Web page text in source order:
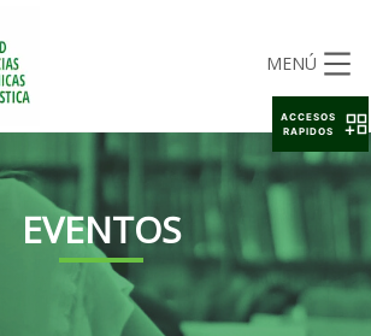
MENÚ
EVENTOS
ACCESOS
RAPIDOS